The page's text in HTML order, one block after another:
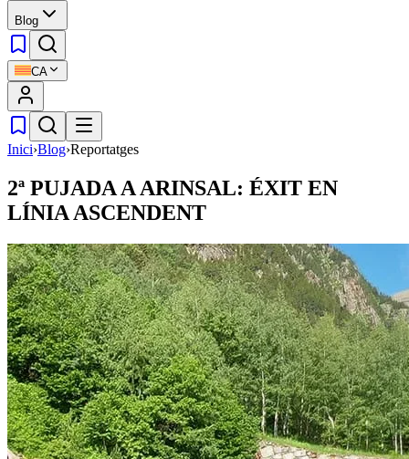
Blog
CA
Inici›Blog›Reportatges
2ª PUJADA A ARINSAL: ÉXIT EN
LÍNIA ASCENDENT